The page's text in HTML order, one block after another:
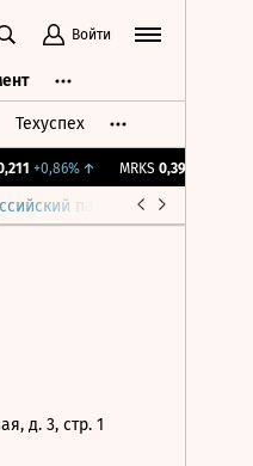
Войти
Техуспех
+0,86%↑ MRKS 0,391
парламент
д. 3, стр. 1